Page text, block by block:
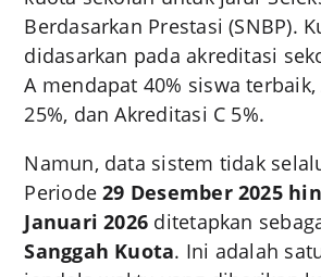
Berdasarkan Prestasi (SNBP).
didasarkan pada akreditasi
A mendapat 40% siswa
25%, dan Akreditasi C 5%.
Namun, data sistem tidak
Periode29 Desember 2025
Januari 2026 ditetapkan
Sanggah Kuota. Ini adalah